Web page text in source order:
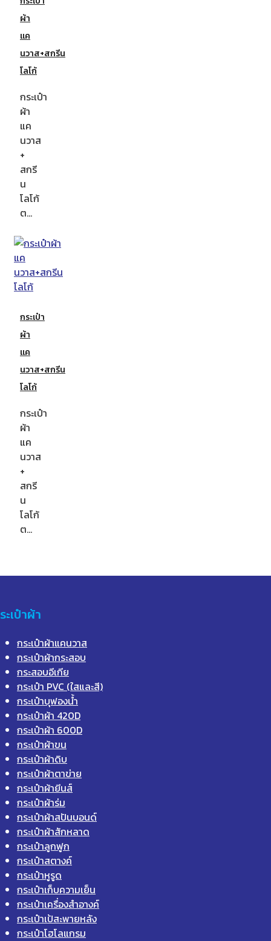
ผ้า
แค
นวาส+สกรีน
โลโก้
กระเป๋า
ผ้า
แค
นวาส
+
สกรี
น
โลโก้
ต…
กระเป๋า
ผ้า
แค
นวาส+สกรีน
โลโก้
กระเป๋า
ผ้า
แค
นวาส
+
สกรี
น
โลโก้
ต…
ะเป๋าผ้า
กระเป๋าผ้าแคนวาส
กระเป๋าผ้ากระสอบ
กระสอบอีเกีย
กระเป๋า PVC (ใสและสี)
กระเป๋าบุฟองน้ำ
กระเป๋าผ้า 420D
กระเป๋าผ้า 600D
กระเป๋าผ้าขน
กระเป๋าผ้าดิบ
กระเป๋าผ้าตาข่าย
กระเป๋าผ้ายีนส์
กระเป๋าผ้าร่ม
กระเป๋าผ้าสปันบอนด์
กระเป๋าผ้าสักหลาด
กระเป๋าลูกฟูก
กระเป๋าสตางค์
กระเป๋าหูรูด
กระเป๋าเก็บความเย็น
กระเป๋าเครื่องสำอางค์
กระเป๋าเป้สะพายหลัง
กระเป๋าโฮโลแกรม